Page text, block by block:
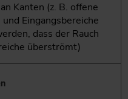
Kanten (z. B. offene
Eingangsbereiche
dass der Rauch
­überströmt)